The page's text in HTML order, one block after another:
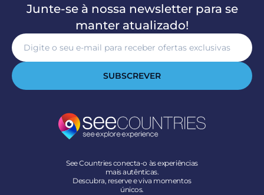
Junte-se à nossa newsletter para se
manter atualizado!
SUBSCREVER
See Countries conecta-o às experiências
mais autênticas.
Descubra, reserve e viva momentos
únicos.